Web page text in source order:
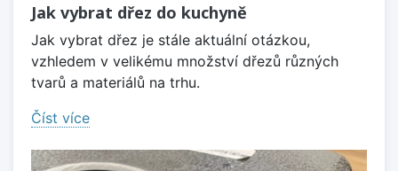
Jak vybrat dřez do kuchyně
Jak vybrat dřez je stále aktuální otázkou,
vzhledem v velikému množství dřezů různých
tvarů a materiálů na trhu.
Číst více